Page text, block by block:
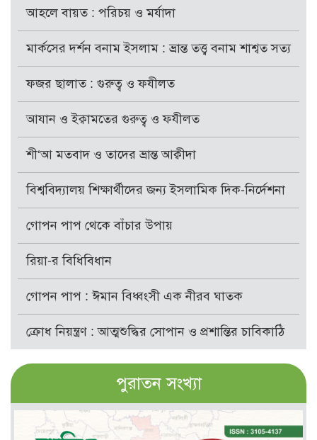
আহলে বায়ত : পরিচয় ও মর্যাদা
মার্কসের দর্শন বনাম ইসলাম : ভ্রান্ত তত্ত্ব বনাম শাশ্বত সত্য
ফজর ছালাত : গুরুত্ব ও ফযীলত
আযান ও ইক্বামতের গুরুত্ব ও ফযীলত
শী‘আ মতবাদ ও তাদের ভ্রান্ত আক্বীদা
বিশ্ববিদ্যালয় শিক্ষার্থীদের জন্য ইসলামিক দিক-নির্দেশনা
গোপন পাপ থেকে বাঁচার উপায়
রিয়া-র বিধিবিধান
গোপন পাপ : ঈমান বিধ্বংসী এক নীরব ঘাতক
ক্রোধ নিয়ন্ত্রণ : আত্মশুদ্ধির সোপান ও প্রশান্তির চাবিকাঠি
পুরাতন সংখ্যা